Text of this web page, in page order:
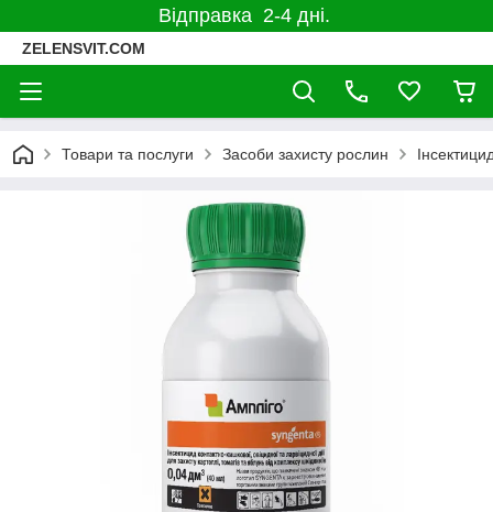
Відправка 2-4 дні.
ZELENSVIT.COM
Товари та послуги Засоби захисту рослин